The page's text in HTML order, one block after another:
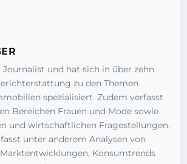
und hat sich in über zehn
zu den Themen
spezialisiert. Zudem verfasst
Bereichen Frauen und Mode sowie
und wirtschaftlichen Fragestellungen.
unter anderem Analysen von
Konsumtrends